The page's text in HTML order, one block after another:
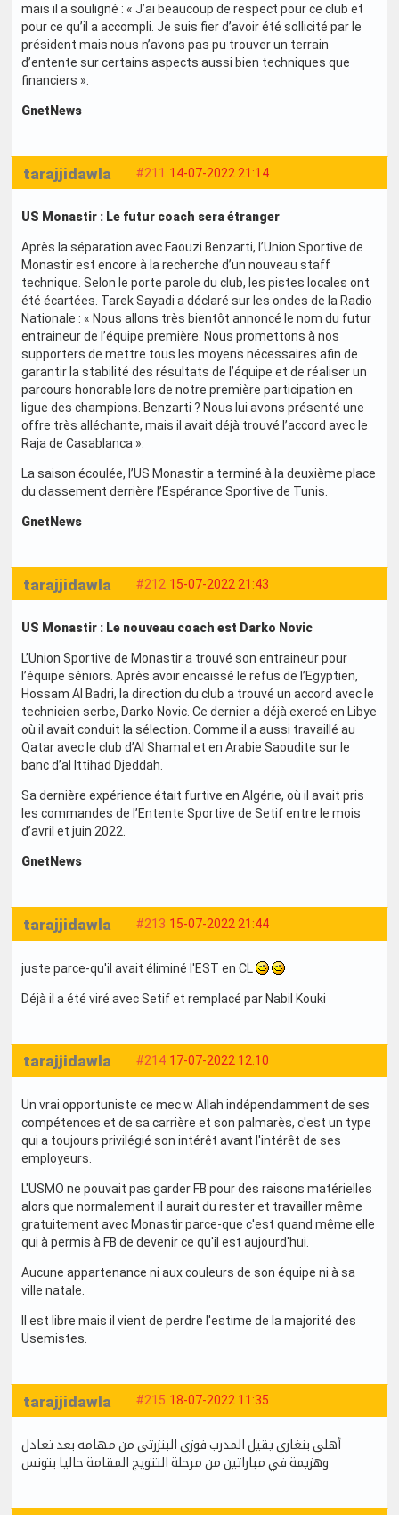
mais il a souligné : « J’ai beaucoup de respect pour ce club et
pour ce qu’il a accompli. Je suis fier d’avoir été sollicité par le
président mais nous n’avons pas pu trouver un terrain
d’entente sur certains aspects aussi bien techniques que
financiers ».
GnetNews
#211 14-07-2022 21:14
tarajjidawla
US Monastir : Le futur coach sera étranger
Après la séparation avec Faouzi Benzarti, l’Union Sportive de
Monastir est encore à la recherche d’un nouveau staff
technique. Selon le porte parole du club, les pistes locales ont
été écartées. Tarek Sayadi a déclaré sur les ondes de la Radio
Nationale : « Nous allons très bientôt annoncé le nom du futur
entraineur de l’équipe première. Nous promettons à nos
supporters de mettre tous les moyens nécessaires afin de
garantir la stabilité des résultats de l’équipe et de réaliser un
parcours honorable lors de notre première participation en
ligue des champions. Benzarti ? Nous lui avons présenté une
offre très alléchante, mais il avait déjà trouvé l’accord avec le
Raja de Casablanca ».
La saison écoulée, l’US Monastir a terminé à la deuxième place
du classement derrière l’Espérance Sportive de Tunis.
GnetNews
#212 15-07-2022 21:43
tarajjidawla
US Monastir : Le nouveau coach est Darko Novic
L’Union Sportive de Monastir a trouvé son entraineur pour
l’équipe séniors. Après avoir encaissé le refus de l’Egyptien,
Hossam Al Badri, la direction du club a trouvé un accord avec le
technicien serbe, Darko Novic. Ce dernier a déjà exercé en Libye
où il avait conduit la sélection. Comme il a aussi travaillé au
Qatar avec le club d’Al Shamal et en Arabie Saoudite sur le
banc d’al Ittihad Djeddah.
Sa dernière expérience était furtive en Algérie, où il avait pris
les commandes de l’Entente Sportive de Setif entre le mois
d’avril et juin 2022.
GnetNews
#213 15-07-2022 21:44
tarajjidawla
juste parce-qu'il avait éliminé l'EST en CL
Déjà il a été viré avec Setif et remplacé par Nabil Kouki
#214 17-07-2022 12:10
tarajjidawla
Un vrai opportuniste ce mec w Allah indépendamment de ses
compétences et de sa carrière et son palmarès, c'est un type
qui a toujours privilégié son intérêt avant l'intérêt de ses
employeurs.
L'USMO ne pouvait pas garder FB pour des raisons matérielles
alors que normalement il aurait du rester et travailler même
gratuitement avec Monastir parce-que c'est quand même elle
qui à permis à FB de devenir ce qu'il est aujourd'hui.
Aucune appartenance ni aux couleurs de son équipe ni à sa
ville natale.
Il est libre mais il vient de perdre l'estime de la majorité des
Usemistes.
#215 18-07-2022 11:35
tarajjidawla
أهلي بنغازي يقيل المدرب فوزي البنزرتي من مهامه بعد تعادل
وهزيمة في مباراتين من مرحلة التتويج المقامة حاليا بتونس